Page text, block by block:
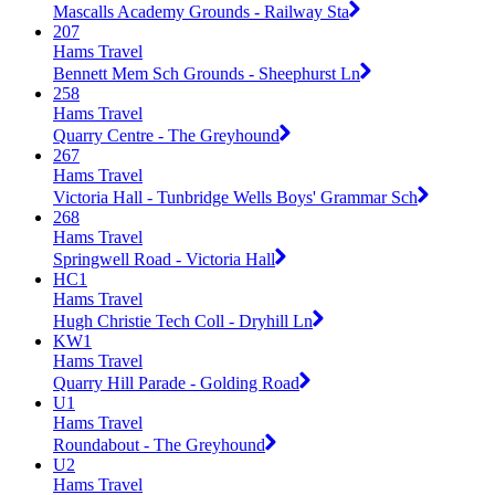
Mascalls Academy Grounds - Railway Sta
207
Hams Travel
Bennett Mem Sch Grounds - Sheephurst Ln
258
Hams Travel
Quarry Centre - The Greyhound
267
Hams Travel
Victoria Hall - Tunbridge Wells Boys' Grammar Sch
268
Hams Travel
Springwell Road - Victoria Hall
HC1
Hams Travel
Hugh Christie Tech Coll - Dryhill Ln
KW1
Hams Travel
Quarry Hill Parade - Golding Road
U1
Hams Travel
Roundabout - The Greyhound
U2
Hams Travel